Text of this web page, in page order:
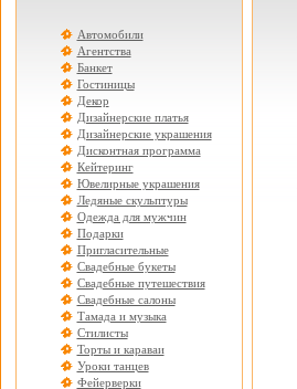
Автомобили
Агентства
Банкет
Гостиницы
Декор
Дизайнерские платья
Дизайнерские украшения
Дисконтная программа
Кейтеринг
Ювелирные украшения
Ледяные скульптуры
Одежда для мужчин
Подарки
Пригласительные
Свадебные букеты
Свадебные путешествия
Свадебные салоны
Тамада и музыка
Стилисты
Торты и караваи
Уроки танцев
Фейерверки